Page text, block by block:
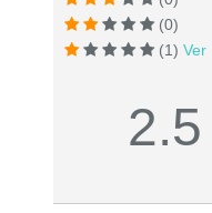
(0)
(1) Ver
2.5